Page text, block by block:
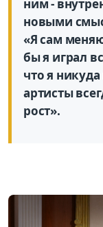
ним -
новыми
«Я сам
бы я играл
что я
артисты
рост».